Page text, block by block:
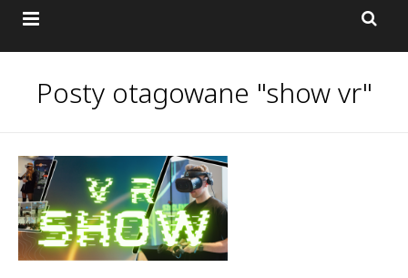
Backup-Solutions
Bezpieczeństwo IT
Kerio
Serwery pocztowe
Usługi
Newsletter
Szkolenia
Kontakt
Posty otagowane "show vr"